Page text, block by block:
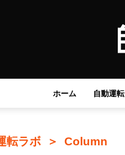
ホーム 自動運転
転ラボ ＞ Column